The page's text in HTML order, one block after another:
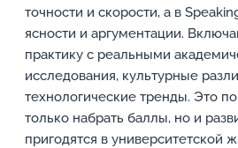
точности и скорости, а в
ясности и аргументации.
практику с реальными
исследования, культурные
технологические тренды. Это
только набрать баллы, но и
пригодятся в университетской